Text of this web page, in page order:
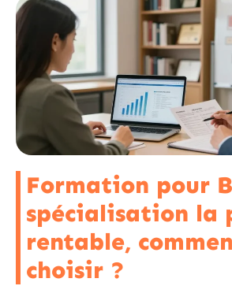
Formation pour
spécialisation la
rentable,
choisir ?